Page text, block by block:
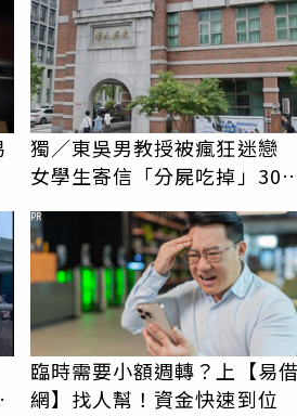
獨／東吳男教授被瘋狂迷
女學生寄信「分屍吃掉」30
臨時需要小額週轉？上【易
網】找人幫！資金快速到位
PR